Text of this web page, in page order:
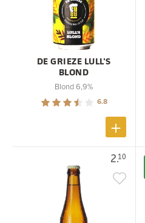
DE GRIEZE LULL'S
BLOND
Blond 6,9%
6.8
2.10